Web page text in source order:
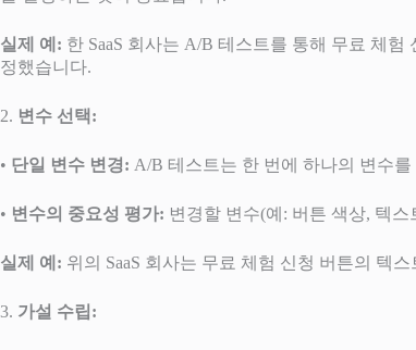
실제 예: 한 SaaS 회사는 A/B 테스트를 통해 무료 체
정했습니다.
2. 변수 선택:
• 단일 변수 변경: A/B 테스트는 한 번에 하나의 변수
• 변수의 중요성 평가: 변경할 변수(예: 버튼 색상, 텍
실제 예: 위의 SaaS 회사는 무료 체험 신청 버튼의 텍
3. 가설 수립: